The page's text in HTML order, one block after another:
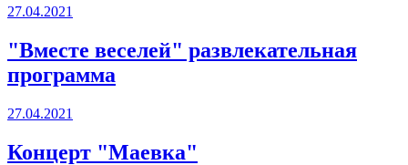
27.04.2021
"Вместе веселей" развлекательная
программа
27.04.2021
Концерт "Маевка"